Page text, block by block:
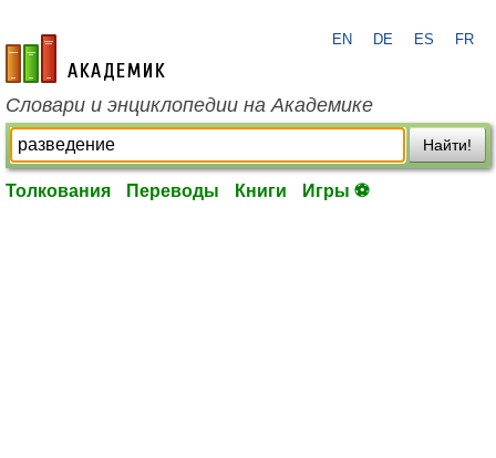
academic.ru
EN DE ES FR
Словари и энциклопедии на Академике
Найти!
Толкования Переводы Книги Игры ⚽